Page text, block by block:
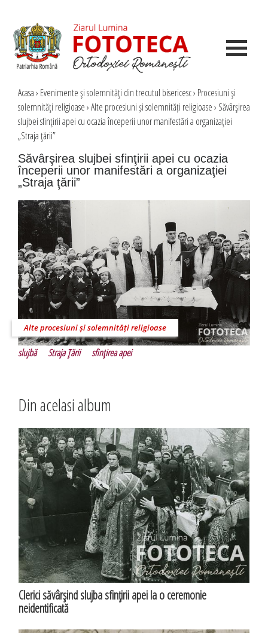
Acasa› Evenimente şi solemnităţi din trecutul bisericesc› Procesiuni şi
solemnităţi religioase›Alte procesiuni și solemnități religioase› Săvârşirea
slujbei sfinţirii apei cu ocazia începerii unor manifestări a organizaţiei
„Straja ţării”
Săvârşirea slujbei sfinţirii apei cu ocazia
începerii unor manifestări a organizaţiei
„Straja ţării”
Alte procesiuni și solemnități religioase
slujbă Straja Ţării sfinţirea apei
Din acelasi album
Clerici săvârşind slujba sfinţirii apei la o ceremonie
neidentificată